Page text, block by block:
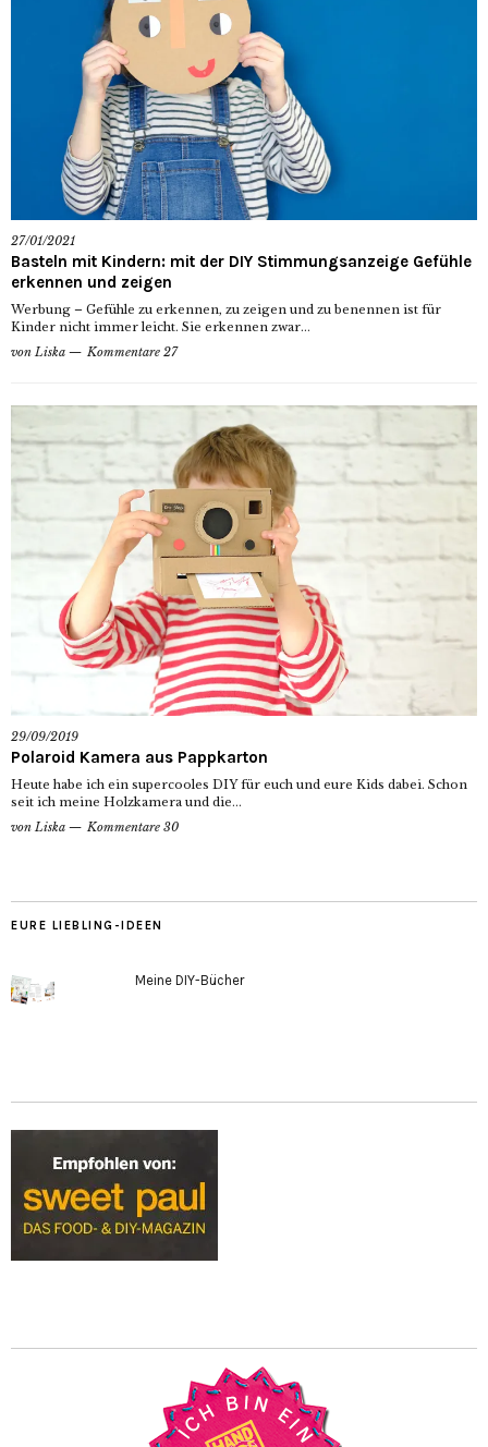
27/01/2021
Basteln mit Kindern: mit der DIY Stimmungsanzeige Gefühle
erkennen und zeigen
Werbung – Gefühle zu erkennen, zu zeigen und zu benennen ist für
Kinder nicht immer leicht. Sie erkennen zwar...
von Liska Kommentare 27
29/09/2019
Polaroid Kamera aus Pappkarton
Heute habe ich ein supercooles DIY für euch und eure Kids dabei. Schon
seit ich meine Holzkamera und die...
von Liska Kommentare 30
EURE LIEBLING-IDEEN
Meine DIY-Bücher